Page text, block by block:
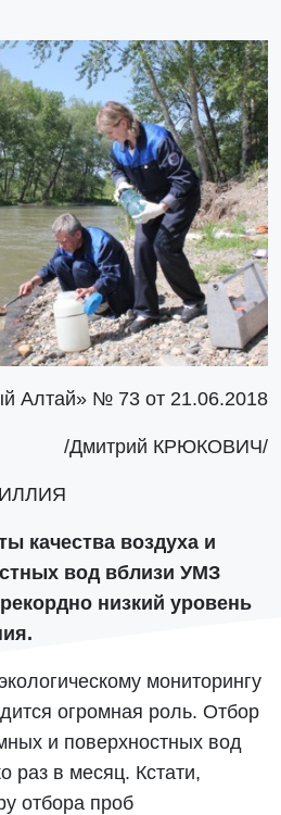
Алтай» № 73 от 21.06.2018
/Дмитрий КРЮКОВИЧ/
качества воздуха и
вод вблизи УМЗ
низкий уровень
мониторингу
огромная роль. Отбор
и поверхностных вод
раз в месяц. Кстати,
отбора проб